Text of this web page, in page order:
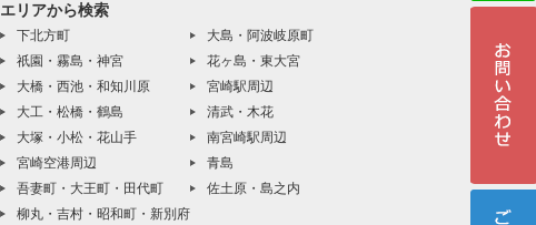
エリアから検索
下北方町
祇園・霧島・神宮
大橋・西池・和知川原
大工・松橋・鶴島
大塚・小松・花山手
宮崎空港周辺
吾妻町・大王町・田代町
柳丸・吉村・昭和町・新別府
大島・阿波岐原町
花ヶ島・東大宮
宮崎駅周辺
清武・木花
南宮崎駅周辺
青島
佐土原・島之内